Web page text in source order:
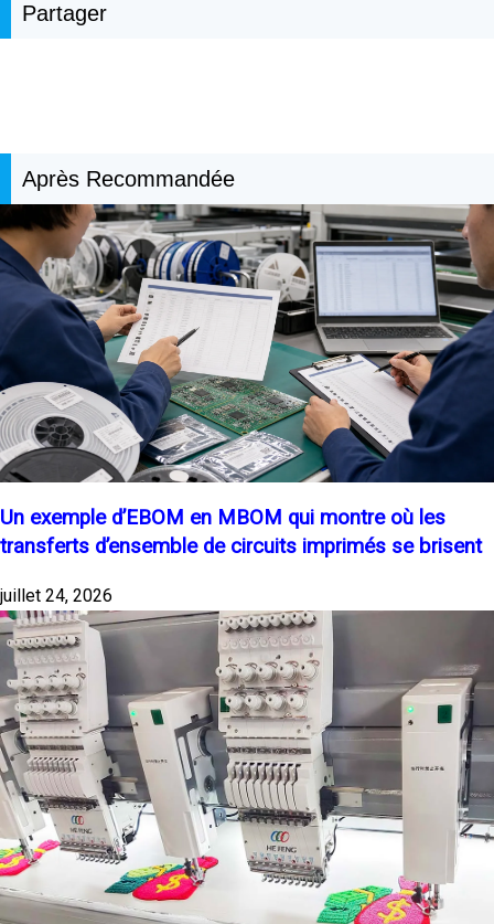
Partager
Après Recommandée
Un exemple d’EBOM en MBOM qui montre où les
transferts d’ensemble de circuits imprimés se brisent
juillet 24, 2026